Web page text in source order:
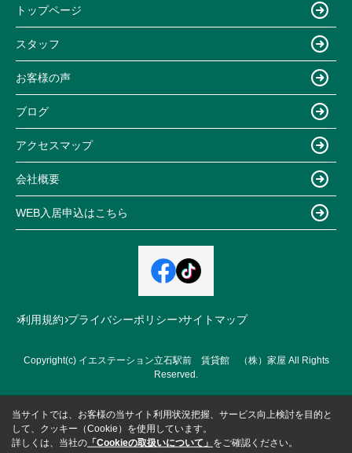
トップページ
スタッフ
お客様の声
ブログ
アクセスマップ
会社概要
WEB入居申込はこちら
利用規約 プライバシーポリシー サイトマップ
Copyright(c) イエステーション立石駅前 賃貸館 （株）家屋 All Rights
Reserved.
当サイトでは、お客様の当サイト利用状況把握、サービス向上検討を目的と
して、クッキー（Cookie）を使用しています。
詳しくは、当社の 「Cookieの取扱いについて」 をご確認ください。